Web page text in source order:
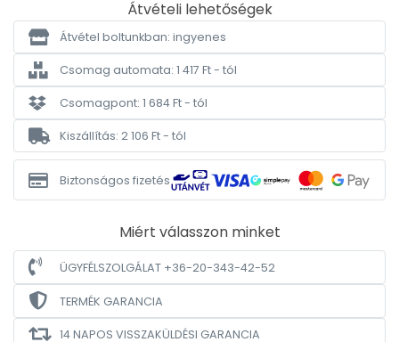
Átvételi lehetőségek
Átvétel boltunkban: ingyenes
Csomag automata: 1 417 Ft - tól
Csomagpont: 1 684 Ft - tól
Kiszállítás: 2 106 Ft - tól
Biztonságos fizetés
Miért válasszon minket
ÜGYFÉLSZOLGÁLAT +36-20-343-42-52
TERMÉK GARANCIA
14 NAPOS VISSZAKÜLDÉSI GARANCIA